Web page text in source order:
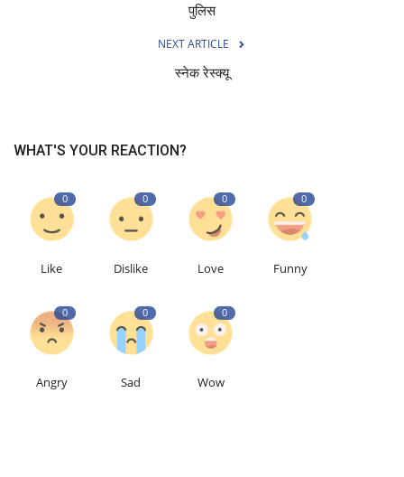
पुलिस
NEXT ARTICLE
स्नेक रेस्क्यू
WHAT'S YOUR REACTION?
0
Like
0
Dislike
0
Love
0
Funny
0
Angry
0
Sad
0
Wow